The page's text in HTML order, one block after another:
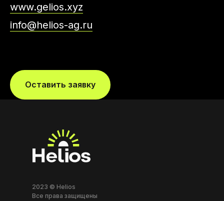
www.gelios.xyz
info@helios-ag.ru
Оставить заявку
2023 © Helios
Все права защищены